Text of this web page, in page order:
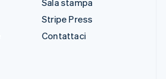
Sala stampa
Stripe Press
Contattaci